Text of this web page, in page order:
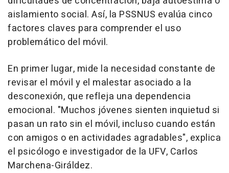
aislamiento social. Así, la PSSNUS evalúa cinco
factores claves para comprender el uso
problemático del móvil.
En primer lugar, mide la necesidad constante de
revisar el móvil y el malestar asociado a la
desconexión, que refleja una dependencia
emocional. "Muchos jóvenes sienten inquietud si
pasan un rato sin el móvil, incluso cuando están
con amigos o en actividades agradables", explica
el psicólogo e investigador de la UFV, Carlos
Marchena-Giráldez.